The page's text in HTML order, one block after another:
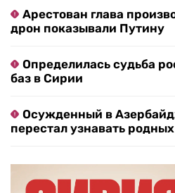
Арестован глава
дрон показывали Путину
Определилась судьба
баз в Сирии
Осужденный в
перестал узнавать родных